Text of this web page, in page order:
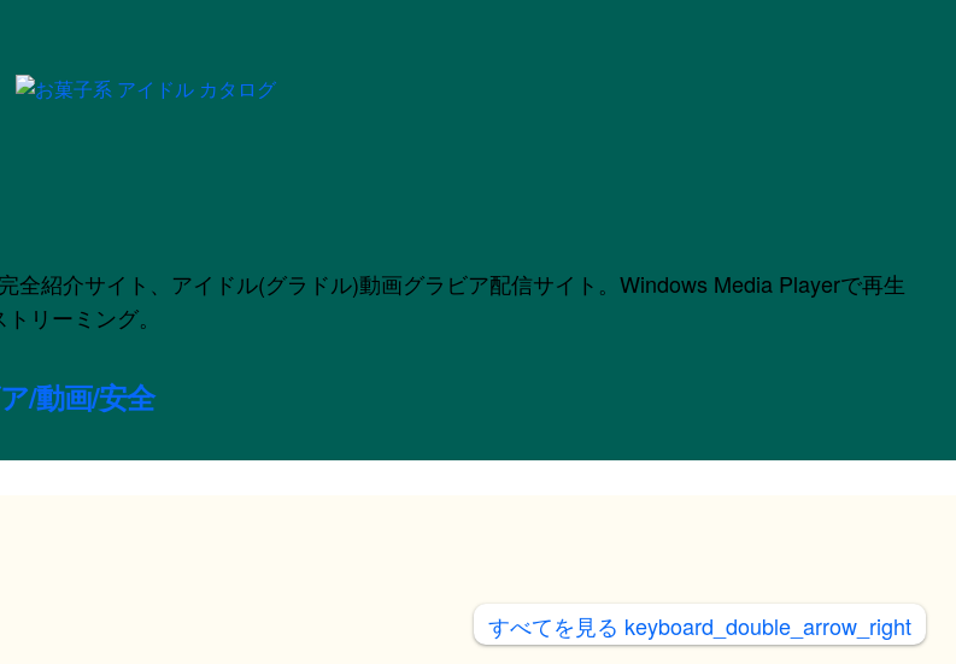
紹介サイト、アイドル(グラドル)動画グラビア配信サイト。Windows Media Playerで再生
リーミング。
/動画/安全
すべてを見る keyboard_double_arrow_right